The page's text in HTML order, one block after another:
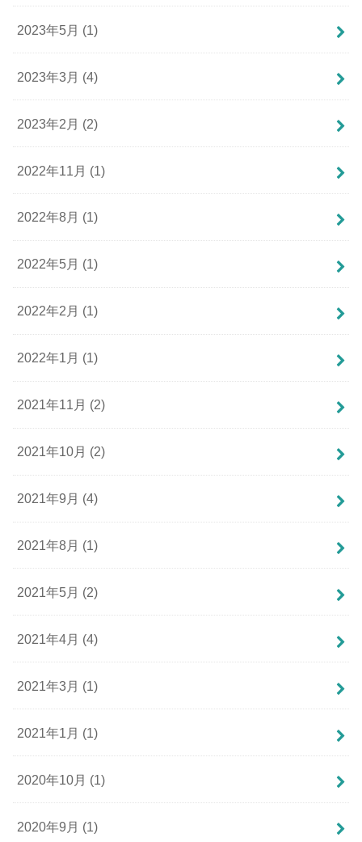
2023年5月 (1)
2023年3月 (4)
2023年2月 (2)
2022年11月 (1)
2022年8月 (1)
2022年5月 (1)
2022年2月 (1)
2022年1月 (1)
2021年11月 (2)
2021年10月 (2)
2021年9月 (4)
2021年8月 (1)
2021年5月 (2)
2021年4月 (4)
2021年3月 (1)
2021年1月 (1)
2020年10月 (1)
2020年9月 (1)